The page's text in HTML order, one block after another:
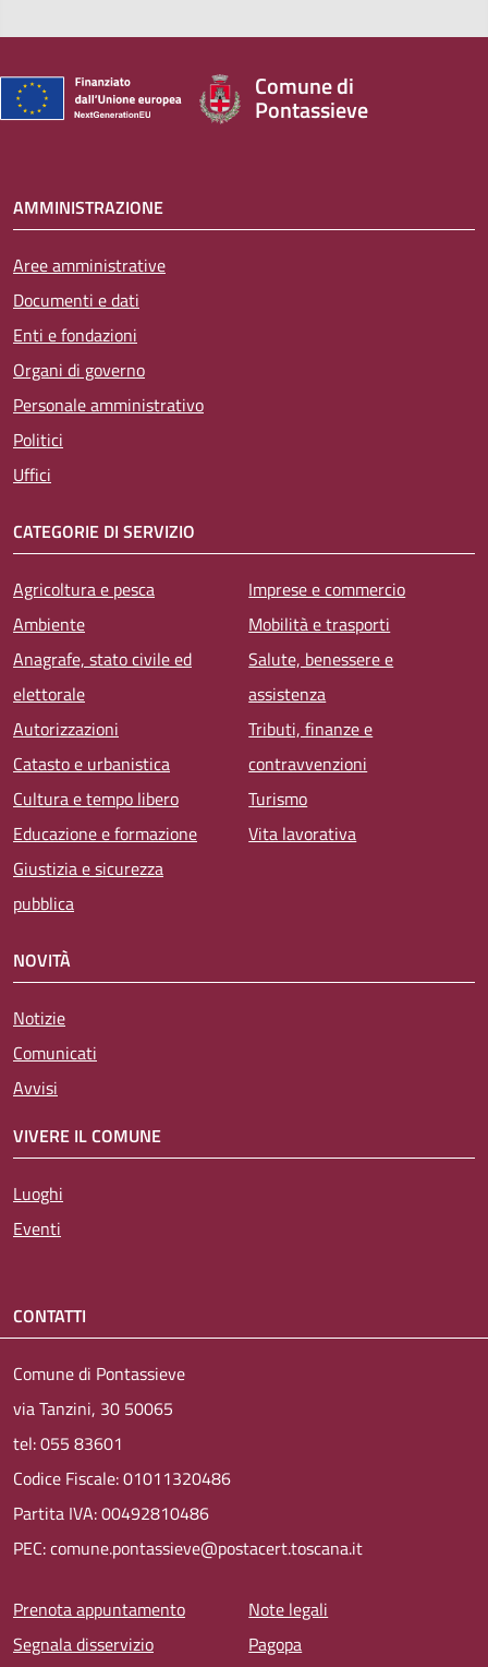
Comune di
Pontassieve
AMMINISTRAZIONE
Aree amministrative
Documenti e dati
Enti e fondazioni
Organi di governo
Personale amministrativo
Politici
Uffici
CATEGORIE DI SERVIZIO
Agricoltura e pesca
Ambiente
Anagrafe, stato civile ed
elettorale
Autorizzazioni
Catasto e urbanistica
Cultura e tempo libero
Educazione e formazione
Giustizia e sicurezza
pubblica
Imprese e commercio
Mobilità e trasporti
Salute, benessere e
assistenza
Tributi, finanze e
contravvenzioni
Turismo
Vita lavorativa
NOVITÀ
Notizie
Comunicati
Avvisi
VIVERE IL COMUNE
Luoghi
Eventi
CONTATTI
Comune di Pontassieve
via Tanzini, 30 50065
tel: 055 83601
Codice Fiscale: 01011320486
Partita IVA: 00492810486
PEC: comune.pontassieve@postacert.toscana.it
Menu piè di pagina
Prenota appuntamento
Segnala disservizio
Note legali
Pagopa